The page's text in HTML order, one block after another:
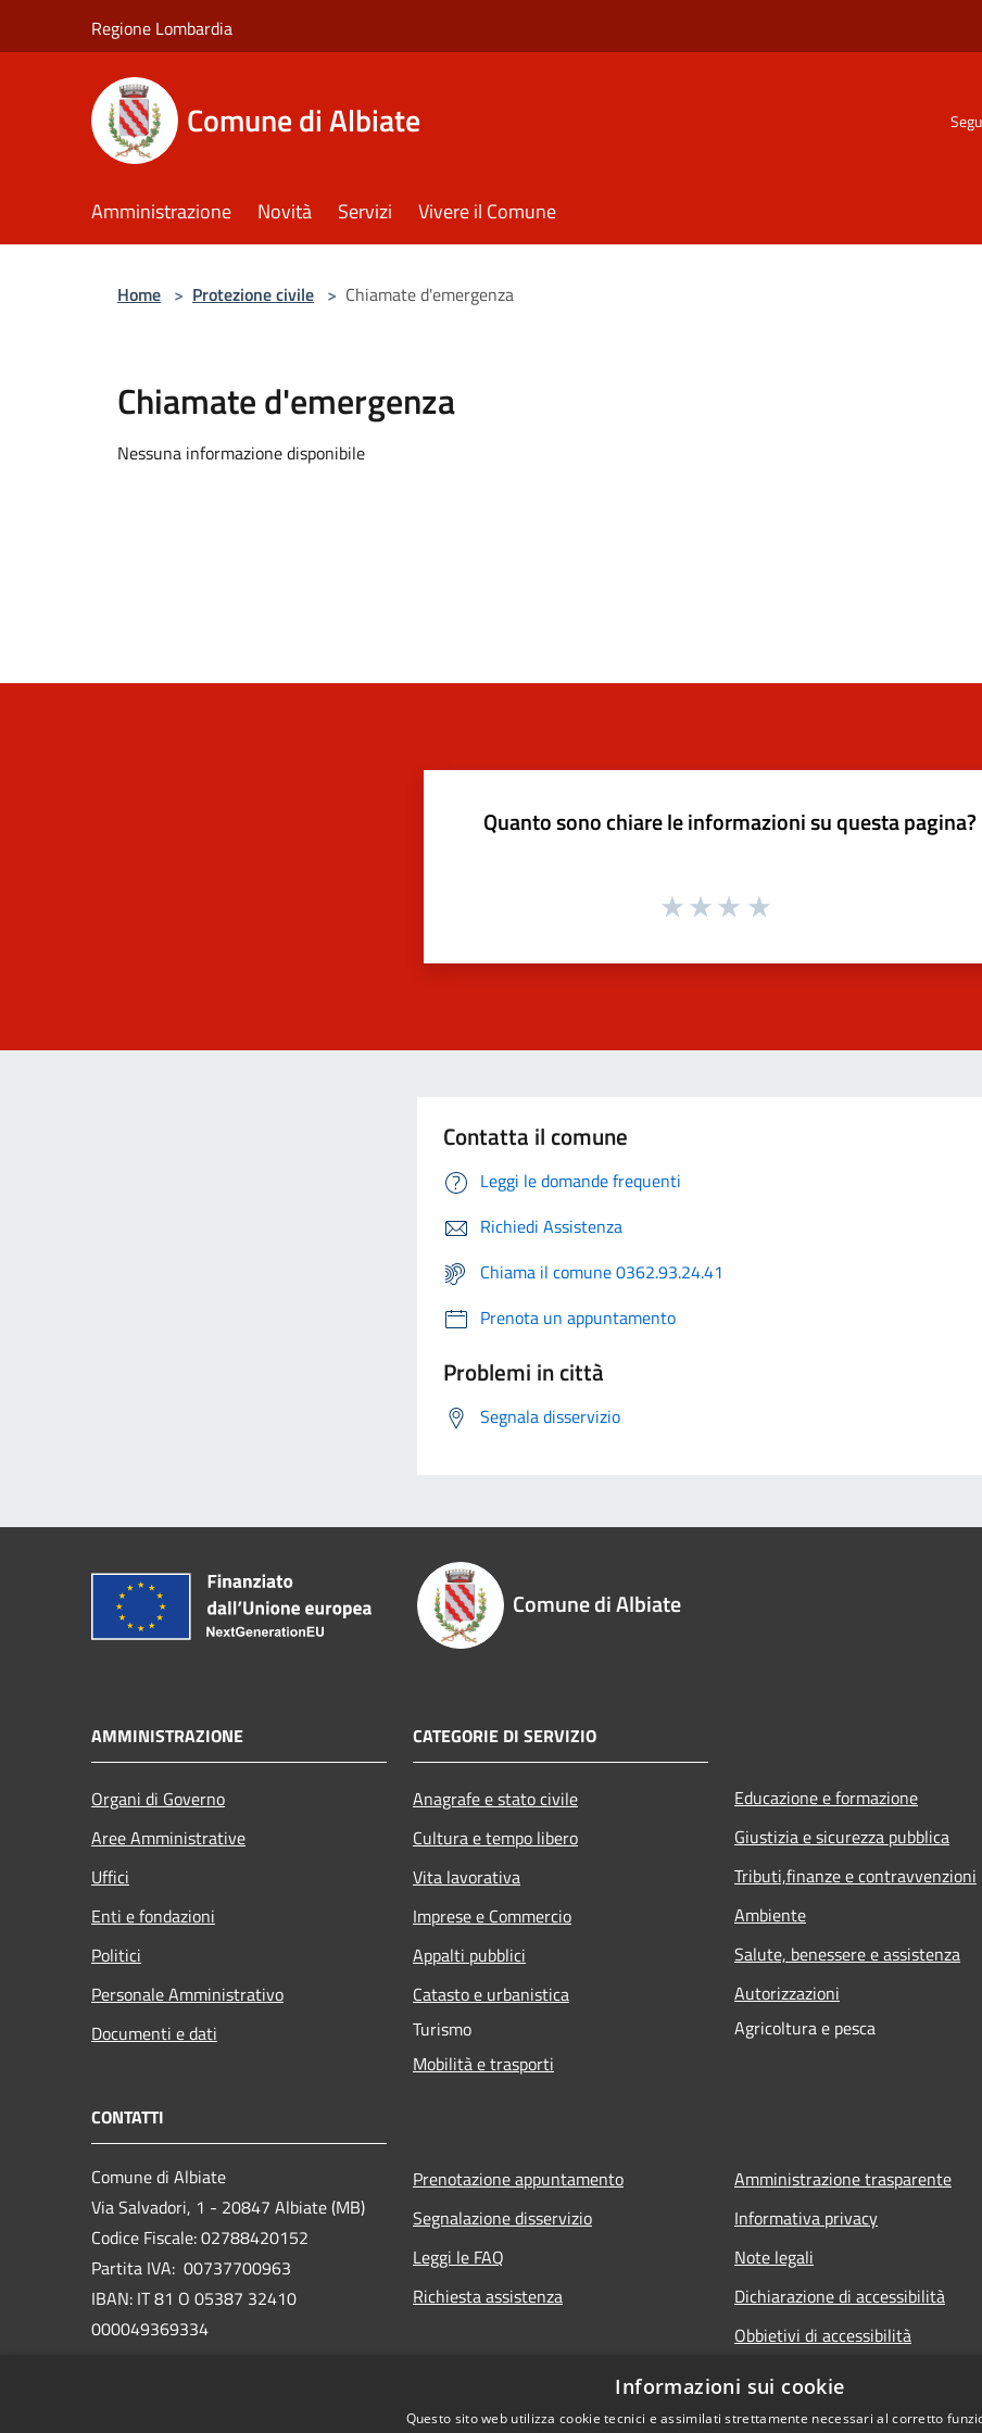
Regione Lombardia
Comune di Albiate
Amministrazione Novità Servizi Vivere il Comune
Home > Protezione civile > Chiamate d'emergenza
Chiamate d'emergenza
Nessuna informazione disponibile
Quanto sono chiare le informazioni su questa pagina?
Contatta il comune
Leggi le domande frequenti
Richiedi Assistenza
Chiama il comune 0362.93.24.41
Prenota un appuntamento
Problemi in città
Segnala disservizio
Comune di Albiate
AMMINISTRAZIONE
Organi di Governo
Aree Amministrative
Uffici
Enti e fondazioni
Politici
Personale Amministrativo
Documenti e dati
CATEGORIE DI SERVIZIO
Anagrafe e stato civile
Cultura e tempo libero
Vita lavorativa
Imprese e Commercio
Appalti pubblici
Catasto e urbanistica
Turismo
Mobilità e trasporti
Educazione e formazione
Giustizia e sicurezza pubblica
Tributi,finanze e contravvenzioni
Ambiente
Salute, benessere e assistenza
Autorizzazioni
Agricoltura e pesca
CONTATTI
Comune di Albiate
Via Salvadori, 1 - 20847 Albiate (MB)
Codice Fiscale: 02788420152
Partita IVA: 00737700963
IBAN: IT 81 O 05387 32410
000049369334
Prenotazione appuntamento
Segnalazione disservizio
Leggi le FAQ
Richiesta assistenza
Amministrazione trasparente
Informativa privacy
Note legali
Dichiarazione di accessibilità
Obbietivi di accessibilità
Informazioni sui cookie
Questo sito web utilizza cookie tecnici e assimilati strettamente necessari al corretto